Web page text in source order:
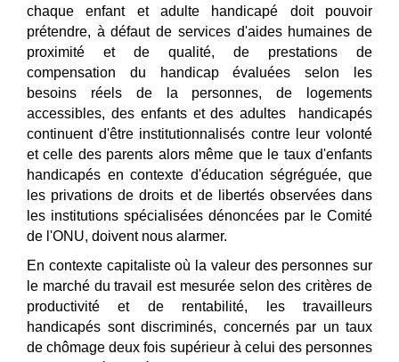
chaque enfant et adulte handicapé doit pouvoir
prétendre, à défaut de services d'aides humaines de
proximité et de qualité, de prestations de
compensation du handicap évaluées selon les
besoins réels de la personnes, de logements
accessibles, des enfants et des adultes handicapés
continuent d'être institutionnalisés contre leur volonté
et celle des parents alors même que le taux d'enfants
handicapés en contexte d'éducation ségréguée, que
les privations de droits et de libertés observées dans
les institutions spécialisées dénoncées par le Comité
de l'ONU, doivent nous alarmer.
En contexte capitaliste où la valeur des personnes sur
le marché du travail est mesurée selon des critères de
productivité et de rentabilité, les travailleurs
handicapés sont discriminés, concernés par un taux
de chômage deux fois supérieur à celui des personnes